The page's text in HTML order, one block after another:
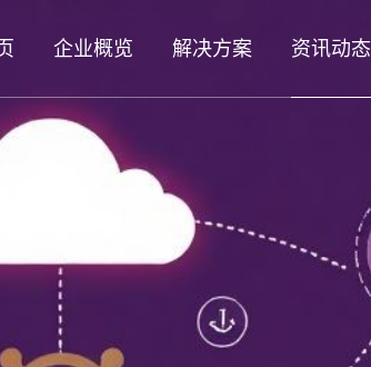
企业概览 解决方案 资讯动态